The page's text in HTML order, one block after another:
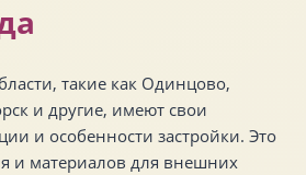
такие как Одинцово,
и другие, имеют свои
и особенности застройки. Это
и материалов для внешних